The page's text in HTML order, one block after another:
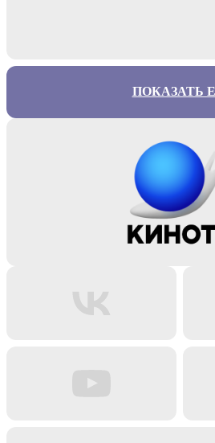
ПОКАЗАТЬ